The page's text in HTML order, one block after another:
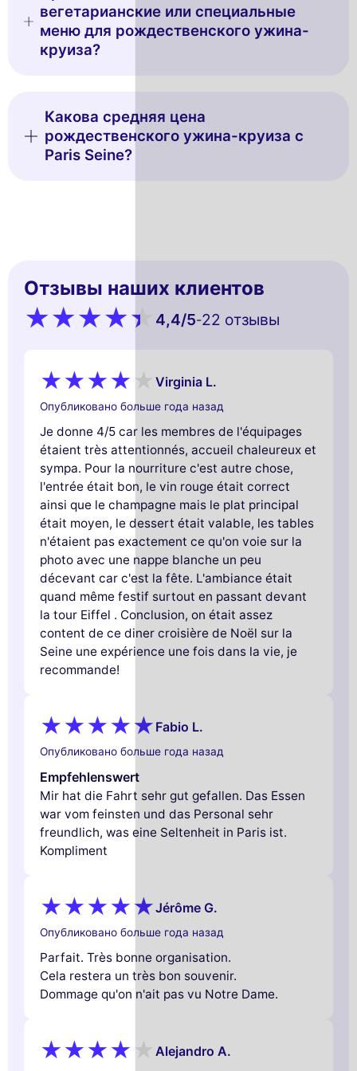
вегетарианские или специальные
меню для рождественского ужина-
круиза?
Какова средняя цена
рождественского ужина-круиза с
Paris Seine?
Отзывы наших клиентов
4,4/5-22 oтзывы
Virginia L.
Опубликовано больше года назад
Je donne 4/5 car les membres de l'équipages
étaient très attentionnés, accueil chaleureux et
sympa. Pour la nourriture c'est autre chose,
l'entrée était bon, le vin rouge était correct
ainsi que le champagne mais le plat principal
était moyen, le dessert était valable, les tables
n'étaient pas exactement ce qu'on voie sur la
photo avec une nappe blanche un peu
décevant car c'est la fête. L'ambiance était
quand même festif surtout en passant devant
la tour Eiffel . Conclusion, on était assez
content de ce diner croisière de Noël sur la
Seine une expérience une fois dans la vie, je
recommande!
Fabio L.
Опубликовано больше года назад
Empfehlenswert
Mir hat die Fahrt sehr gut gefallen. Das Essen
war vom feinsten und das Personal sehr
freundlich, was eine Seltenheit in Paris ist.
Kompliment
Jérôme G.
Опубликовано больше года назад
Parfait. Très bonne organisation.
Cela restera un très bon souvenir.
Dommage qu'on n'ait pas vu Notre Dame.
Alejandro A.